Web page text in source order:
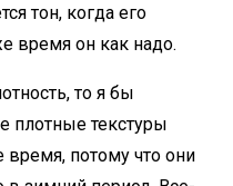
тон, когда его
время он как надо.
то я бы
плотные текстуры
время, потому что они